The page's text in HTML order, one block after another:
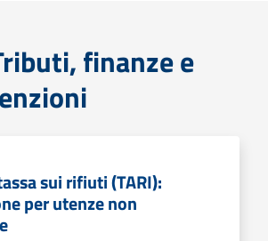
finanze e
sui rifiuti (TARI):
per utenze non